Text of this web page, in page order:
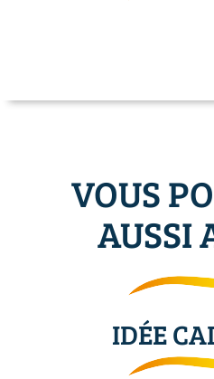
VOUS
AUSSI
IDÉE